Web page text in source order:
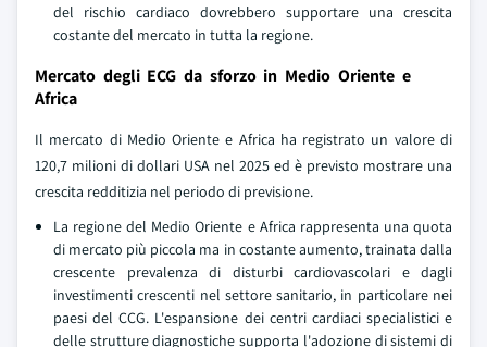
del rischio cardiaco dovrebbero supportare una crescita
costante del mercato in tutta la regione.
Mercato degli ECG da sforzo in Medio Oriente e
Africa
Il mercato di Medio Oriente e Africa ha registrato un valore di
120,7 milioni di dollari USA nel 2025 ed è previsto mostrare una
crescita redditizia nel periodo di previsione.
La regione del Medio Oriente e Africa rappresenta una quota
di mercato più piccola ma in costante aumento, trainata dalla
crescente prevalenza di disturbi cardiovascolari e dagli
investimenti crescenti nel settore sanitario, in particolare nei
paesi del CCG. L'espansione dei centri cardiaci specialistici e
delle strutture diagnostiche supporta l'adozione di sistemi di